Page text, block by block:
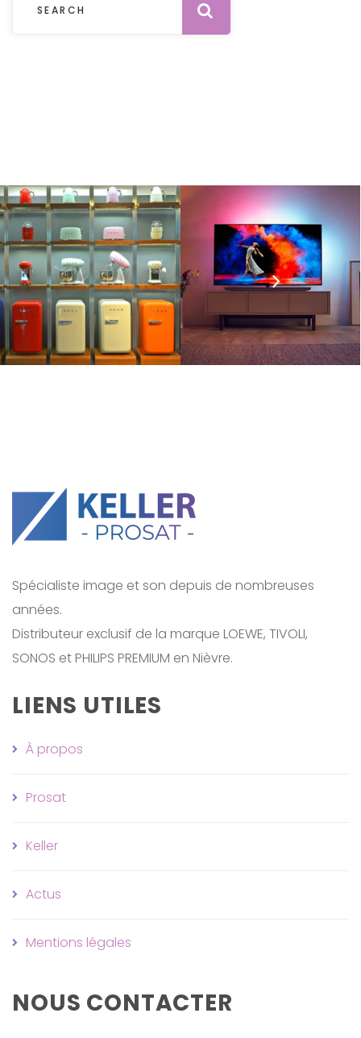
Spécialiste image et son depuis de nombreuses
années.
Distributeur exclusif de la marque LOEWE, TIVOLI,
SONOS et PHILIPS PREMIUM en Nièvre.
LIENS UTILES
À propos
Prosat
Keller
Actus
Mentions légales
NOUS CONTACTER